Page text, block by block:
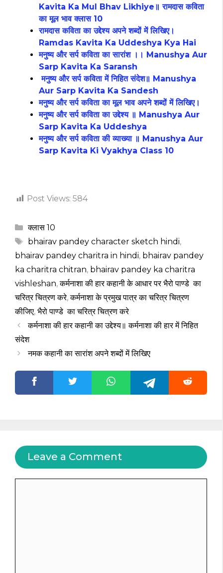
Kavita Ka Mul Bhav Likhiye॥ रामदास कविता
का मूल भाव क्लास 10
रामदास कविता का उद्देश्य अपने शब्दों में लिखिए।
Ramdas Kavita Ka Uddeshya Kya Hai
मनुष्य और सर्प कविता का सारांश ।। Manushya Aur
Sarp Kavita Ka Saransh
मनुष्य और सर्प कविता में निहित संदेश॥ Manushya
Aur Sarp Kavita Ka Sandesh
मनुष्य और सर्प कविता का मूल भाव अपने शब्दों में लिखिए।
मनुष्य और सर्प कविता का उद्देश्य ॥ Manushya Aur
Sarp Kavita Ka Uddeshya
मनुष्य और सर्प कविता की व्याख्या ॥ Manushya Aur
Sarp Kavita Ki Vyakhya Class 10
Post Views: 584
Categories
क्लास 10
Tags
bhairav pandey character sketch hindi,
bhairav pandey charitra in hindi, bhairav pandey
ka charitra chitran, bhairav pandey ka charitra
vishleshan,कर्मनाशा की हार कहानी के आधार पर भैरो पाण्डे का
चरित्र चित्रण करे,कर्मनाशा के प्रमुख पात्र का चरित्र चित्रण
कीजिए, भैरो पाण्डे का चरित्र चित्रण करे
कर्मनाशा की हार कहानी का उद्देश्य॥ कर्मनाशा की हार में निहित
संदेश
नमक कहानी का सारांश अपने शब्दों में लिखिए
Leave a Comment